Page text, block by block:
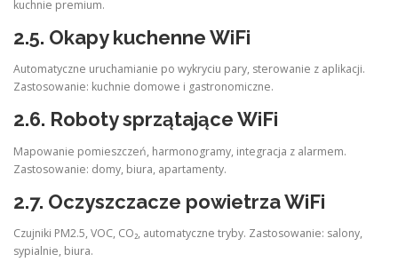
kuchnie premium.
2.5. Okapy kuchenne WiFi
Automatyczne uruchamianie po wykryciu pary, sterowanie z aplikacji.
Zastosowanie: kuchnie domowe i gastronomiczne.
2.6. Roboty sprzątające WiFi
Mapowanie pomieszczeń, harmonogramy, integracja z alarmem.
Zastosowanie: domy, biura, apartamenty.
2.7. Oczyszczacze powietrza WiFi
Czujniki PM2.5, VOC, CO₂, automatyczne tryby. Zastosowanie: salony,
sypialnie, biura.